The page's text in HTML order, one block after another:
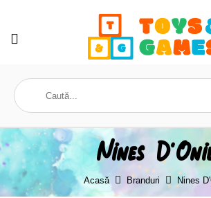
Nines
Acasă Branduri Nines